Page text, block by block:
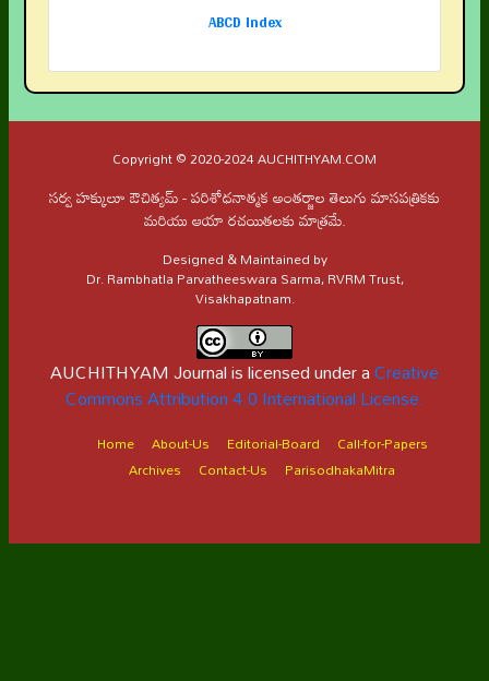
ABCD Index
Copyright © 2020-2024 AUCHITHYAM.COM
సర్వ హక్కులూ ఔచిత్యమ్ - పరిశోధనాత్మక అంతర్జాల తెలుగు మాసపత్రికకు
మరియు ఆయా రచయితలకు మాత్రమే.
Designed & Maintained by
Dr. Rambhatla Parvatheeswara Sarma, RVRM Trust,
Visakhapatnam.
AUCHITHYAM Journal is licensed under aCreative
Commons Attribution 4.0 International License.
Home About-Us Editorial-Board
Call-for-Papers
Archives
Contact-Us ParisodhakaMitra